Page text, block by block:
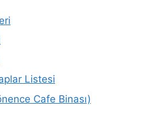
Listesi
Cafe Binası)